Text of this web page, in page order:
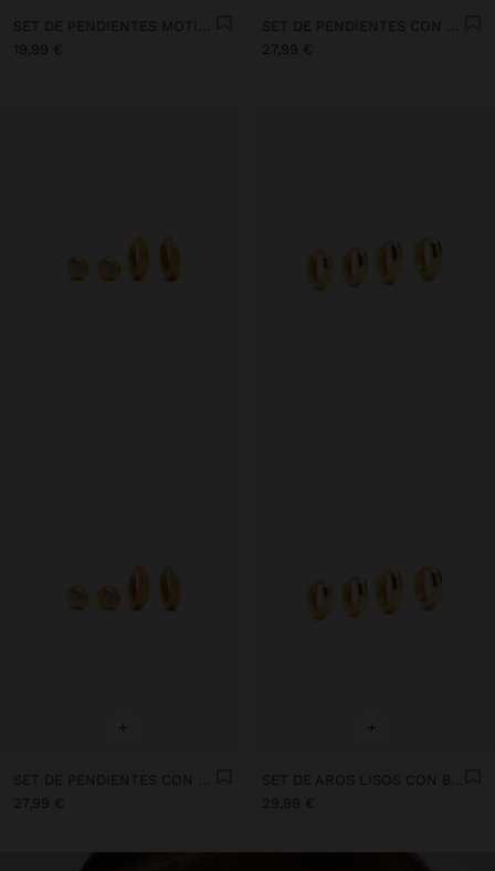
19,99 €
27,99 €
+
SET DE PENDIENTES CON CIRCONITAS BAÑO DE ORO 18K - PLATA DE LEY 925
27,99 €
+
SET DE AROS LISOS CON BAÑO DE ORO - PLATA DE LEY 925
29,99 €